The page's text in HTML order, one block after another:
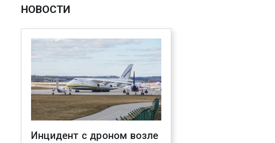
НОВОСТИ
Инцидент с дроном возле